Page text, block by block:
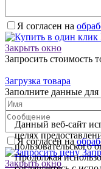
Я согласен на
Закрыть окно
Запросить стоимость
Загрузка товара
Заполните данные
Я согласен на
Закрыть окно
Данный веб-сайт
целях
пользовательского
Продолжая